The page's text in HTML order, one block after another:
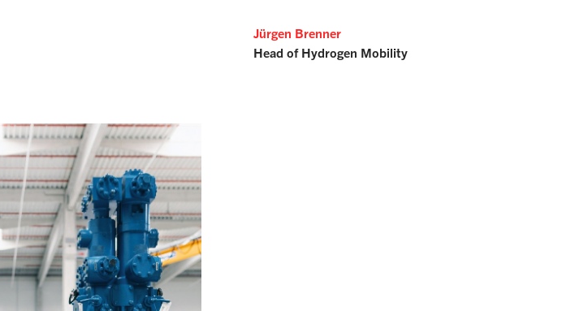
Jürgen Brenner
Head of Hydrogen Mobility